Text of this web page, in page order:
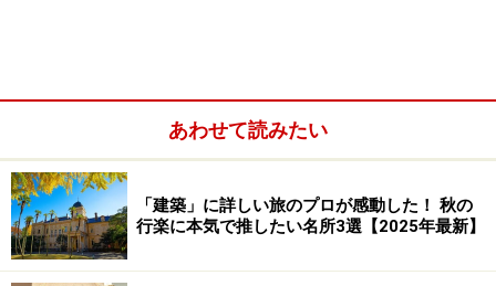
離れ、荒廃が激しかったものの、アサヒビールが修復・
整備して美術館として生まれ変わりました。
2階から3階へと続く階段の踊り場。天井にはシャンデリア
が灯ります
あわせて読みたい
「建築」に詳しい旅のプロが感動した！ 秋の
行楽に本気で推したい名所3選【2025年最新】